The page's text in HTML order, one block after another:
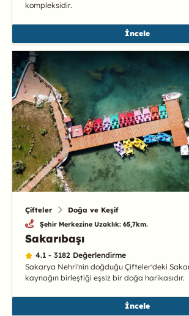
kompleksidir.
İncele
Çifteler Doğa ve Keşif
Şehir Merkezine Uzaklık: 65,7km.
Sakarıbaşı
4.1 - 3182 Değerlendirme
Sakarya Nehri'nin doğduğu Çifteler'deki
kaynağın birleştiği eşsiz bir doğa harikasıdır.
İncele